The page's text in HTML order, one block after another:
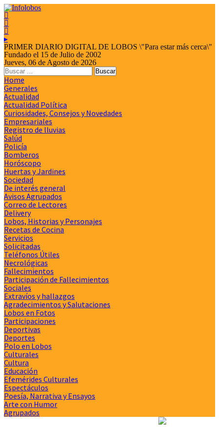



▸
PRIMER DIARIO DIGITAL DE LOBOS \"Para estar más cerca\"
Fundado el 15 de Julio de 2002
Jueves, 06 de Agosto de 2026
Home
Generales
Actualidad
Actualidad Política
Curiosidades, Consejos y Novedades
Empresariales
Registro de lluvias
Salúd
Policía
Bomberos
Horóscopo
Huertas y Jardines
Sociedad
De interés general
Avisos Agrupados
Correo de Lectores
Delivery
Lobos, Historias y Personajes
Recetas de Cocina
Servicios
Solicitadas
Teléfonos Útiles
Necrológicas
Fallecimientos
Participación de Fallecimientos
Sociales
Extravíos y hallazgos
Agradecimientos y Salutaciones
Lobos en Fotos
Participaciones
Deportivas
Deportes
Polo en Lobos
Culturales
Cultura
Educación
Efemérides Culturales
Espectáculos
Poesía, Narrativa y Ensayos
Arte con Humor
Agrupados